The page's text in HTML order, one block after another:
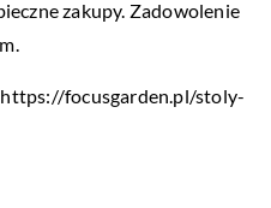
zakupy. Zadowolenie
https://focusgarden.pl/stoly-